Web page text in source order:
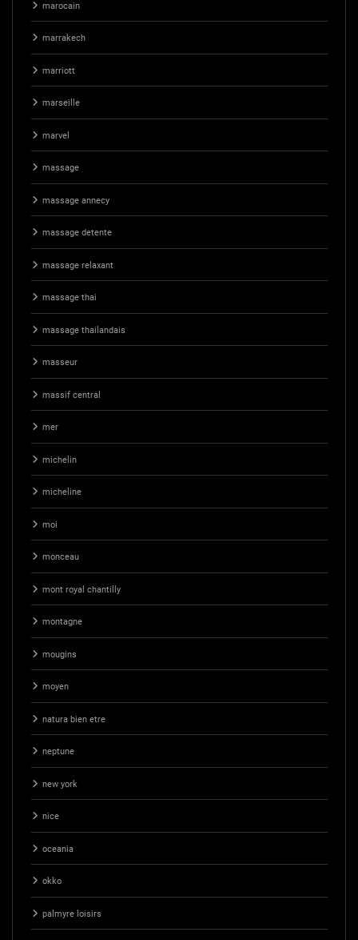
marocain
marrakech
marriott
marseille
marvel
massage
massage annecy
massage detente
massage relaxant
massage thai
massage thailandais
masseur
massif central
mer
michelin
micheline
moi
monceau
mont royal chantilly
montagne
mougins
moyen
natura bien etre
neptune
new york
nice
oceania
okko
palmyre loisirs